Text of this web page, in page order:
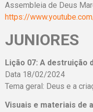
Assembleia de Deus
https://
JUNIORES
Lição 07: A destruição
Data 18/02/2024
Tema geral: Deus e a
Visuais e materiais de